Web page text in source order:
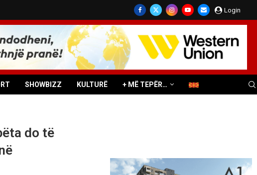
Login
SHOWBIZZ KULTURË + MË TEPËR…
do të